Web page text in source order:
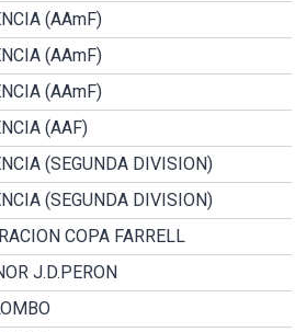
(AAmF)
(AAmF)
(AAmF)
(AAF)
(SEGUNDA DIVISION)
(SEGUNDA DIVISION)
COPA FARRELL
J.D.PERON